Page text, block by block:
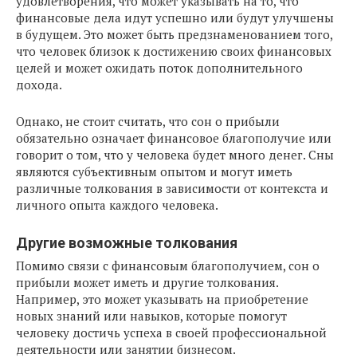
финансовые дела идут успешно или будут улучшены
в будущем. Это может быть предзнаменованием того,
что человек близок к достижению своих финансовых
целей и может ожидать поток дополнительного
дохода.
Однако, не стоит считать, что сон о прибыли
обязательно означает финансовое благополучие или
говорит о том, что у человека будет много денег. Сны
являются субъективным опытом и могут иметь
различные толкования в зависимости от контекста и
личного опыта каждого человека.
Другие возможные толкования
Помимо связи с финансовым благополучием, сон о
прибыли может иметь и другие толкования.
Например, это может указывать на приобретение
новых знаний или навыков, которые помогут
человеку достичь успеха в своей профессиональной
деятельности или занятии бизнесом.